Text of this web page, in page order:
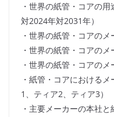
・世界の紙管・コアの
対2024年対2031年）
・世界の紙管・コアの
・世界の紙管・コアの
・世界の紙管・コアの
・紙管・コアにおける
1、ティア2、ティア3）
・主要メーカーの本社